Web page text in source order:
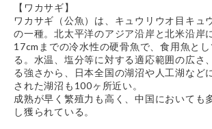
【ワカサギ】
ワカサギ（公魚）は、キュウリウオ目キュ
の一種。北太平洋のアジア沿岸と北米沿岸
17cmまでの冷水性の硬骨魚で、食用魚と
る。水温、塩分等に対する適応範囲の広さ
る強さから、日本全国の湖沼や人工湖など
された湖沼も100ヶ所近い。
成熟が早く繁殖力も高く、中国においても
し獲られている。